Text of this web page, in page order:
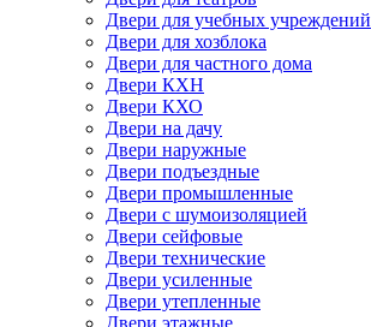
Двери для учебных учреждений
Двери для хозблока
Двери для частного дома
Двери КХН
Двери КХО
Двери на дачу
Двери наружные
Двери подъездные
Двери промышленные
Двери с шумоизоляцией
Двери сейфовые
Двери технические
Двери усиленные
Двери утепленные
Двери этажные